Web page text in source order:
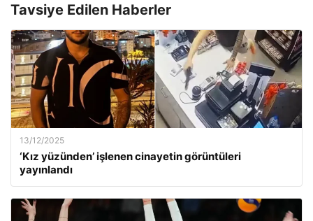
Tavsiye Edilen Haberler
13/12/2025
‘Kız yüzünden’ işlenen cinayetin görüntüleri
yayınlandı